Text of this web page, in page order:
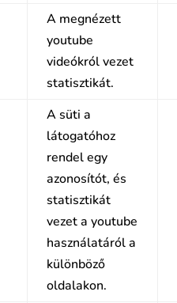
A megnézett
youtube
videókról vezet
statisztikát.
A süti a
látogatóhoz
rendel egy
azonosítót, és
statisztikát
vezet a youtube
használatáról a
különböző
oldalakon.